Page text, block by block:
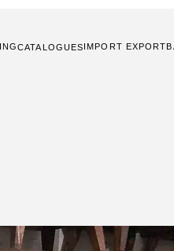
CATALOGUESIMPORT EXPORT